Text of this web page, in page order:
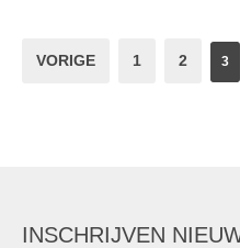
VORIGE 1 2 3
INSCHRIJVEN